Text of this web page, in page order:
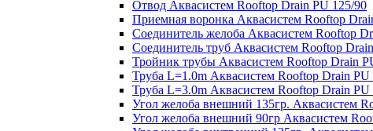
Отвод Аквасистем Rooftop Drain PU 125/90
Приемная воронка Аквасистем Rooftop
Соединитель желоба Аквасистем Rooftop
Соединитель труб Аквасистем Rooftop
Тройник трубы Аквасистем Rooftop Drain
Труба L=1.0m Аквасистем Rooftop Drain PU
Труба L=3.0m Аквасистем Rooftop Drain PU
Угол желоба внешний 135гр. Аквасистем
Угол желоба внешний 90гр Аквасистем